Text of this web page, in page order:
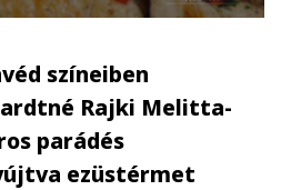
színeiben
Rajki Melitta-
parádés
ezüstérmet